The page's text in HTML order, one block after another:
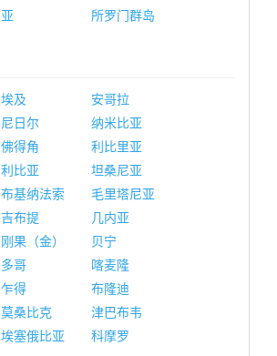
亚
所罗门群岛
埃及
安哥拉
尼日尔
纳米比亚
佛得角
利比里亚
利比亚
坦桑尼亚
布基纳法索
毛里塔尼亚
吉布提
几内亚
刚果（金）
贝宁
多哥
喀麦隆
乍得
布隆迪
莫桑比克
津巴布韦
埃塞俄比亚
科摩罗